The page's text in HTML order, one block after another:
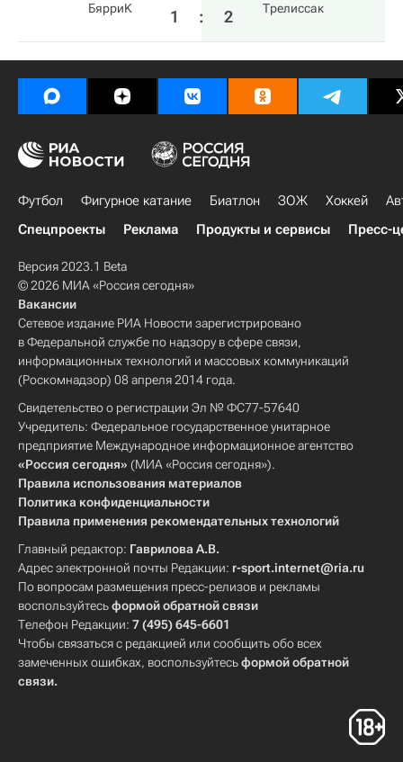
БярриK 1 : 2 Трелиссак
Футбол Фигурное катание Биатлон ЗОЖ Хоккей
Спецпроекты
Реклама Продукты и сервисы Пресс-
Версия 2023.1 Beta
© 2026 МИА «Россия сегодня»
Вакансии
Сетевое издание РИА Новости зарегистрировано
в Федеральной службе по надзору в сфере связи,
информационных технологий и массовых коммуникаций
(Роскомнадзор) 08 апреля 2014 года.
Свидетельство о регистрации Эл № ФС77-57640
Учредитель: Федеральное государственное унитарное
предприятие Международное информационное агентство
«Россия сегодня» (МИА «Россия сегодня»).
Правила использования материалов
Политика конфиденциальности
Правила применения рекомендательных технологий
Главный редактор: Гаврилова А.В.
Адрес электронной почты Редакции: r-sport.internet@ria.ru
По вопросам размещения пресс-релизов и рекламы
воспользуйтесьформой обратной связи
Телефон Редакции: 7 (495) 645-6601
Чтобы связаться с редакцией или сообщить обо всех
замеченных ошибках, воспользуйтесьформой обратной
связи.